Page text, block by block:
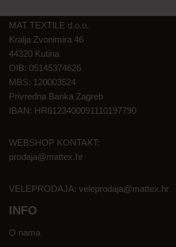
MAT TEXTILE d.o.o.
Kralja Zvonimira 46
44320 Kutina
OIB: 05145374626
MBS: 120003524
Privredna Banka Zagreb
IBAN: HR6123400091110197790
WEBSHOP KONTAKT:
prodaja@mattex.hr
VELEPRODAJA: veleprodaja@mattex.hr
INFO
O nama